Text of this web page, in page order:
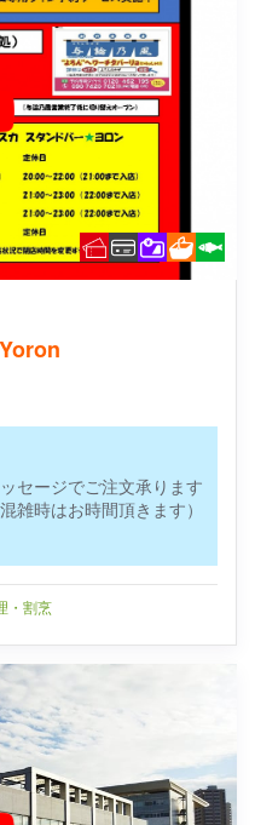
セージでご注文承ります
雑時はお時間頂きます）
・割烹